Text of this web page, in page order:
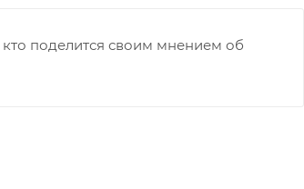
поделится своим мнением об